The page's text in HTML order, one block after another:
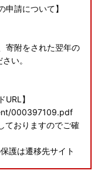
申請について】
寄附をされた翌年の
い。
】
000397109.pdf
ておりますのでご確
護は遷移先サイト